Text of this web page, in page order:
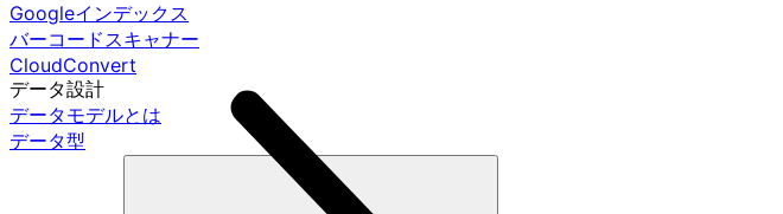
Googleインデックス
バーコードスキャナー
CloudConvert
データ設計
データモデルとは
データ型